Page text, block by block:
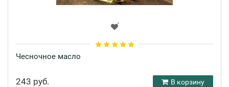
Чесночное масло
243 руб. В корзину